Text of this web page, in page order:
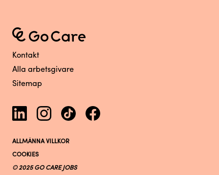
Kontakt
Alla arbetsgivare
Sitemap
© 2025 GO CARE JOBS
ALLMÄNNA VILLKOR
COOKIES